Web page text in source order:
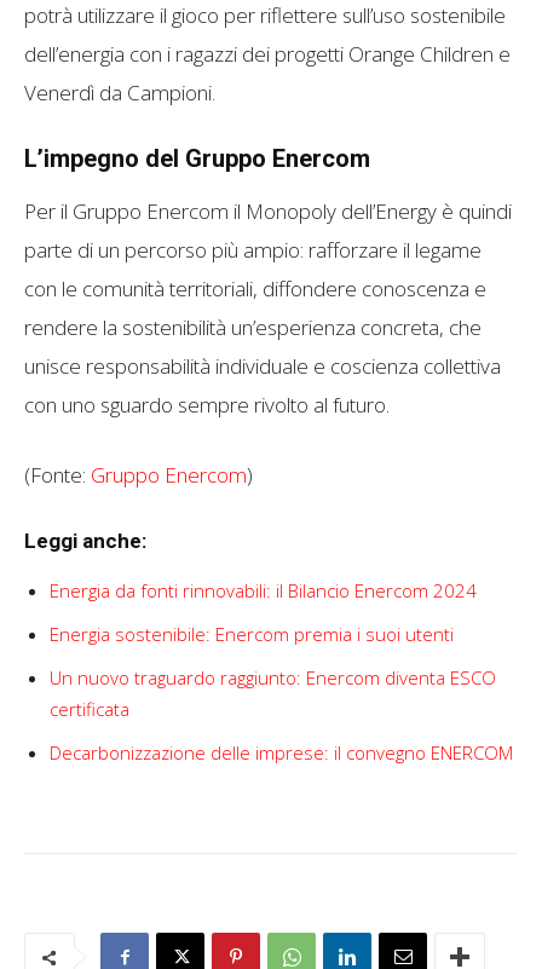
potrà utilizzare il gioco per riflettere sull’uso sostenibile
dell’energia con i ragazzi dei progetti Orange Children e
Venerdì da Campioni.
L’impegno del Gruppo Enercom
Per il Gruppo Enercom il Monopoly dell’Energy è quindi
parte di un percorso più ampio: rafforzare il legame
con le comunità territoriali, diffondere conoscenza e
rendere la sostenibilità un’esperienza concreta, che
unisce responsabilità individuale e coscienza collettiva
con uno sguardo sempre rivolto al futuro.
(Fonte: Gruppo Enercom)
Leggi anche:
Energia da fonti rinnovabili: il Bilancio Enercom 2024
Energia sostenibile: Enercom premia i suoi utenti
Un nuovo traguardo raggiunto: Enercom diventa ESCO
certificata
Decarbonizzazione delle imprese: il convegno ENERCOM